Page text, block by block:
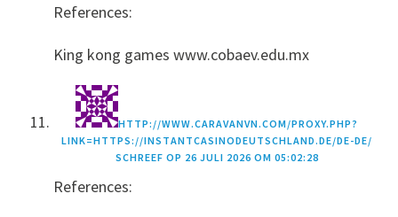
References:
King kong games www.cobaev.edu.mx
HTTP://WWW.CARAVANVN.COM/PROXY.PHP?
LINK=HTTPS://INSTANTCASINODEUTSCHLAND.DE/DE-DE/
SCHREEF OP 26 JULI 2026 OM 05:02:28
References: